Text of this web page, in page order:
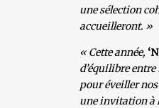
une sélection
accueilleront. »
« Cette année,
d’équilibre
pour éveiller
une invitation à